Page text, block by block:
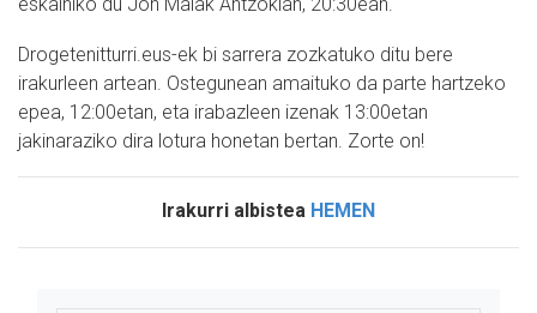
Drogetenitturri.eus-ek bi sarrera zozkatuko ditu bere
irakurleen artean. Ostegunean amaituko da parte hartzeko
epea, 12:00etan, eta irabazleen izenak 13:00etan
jakinaraziko dira lotura honetan bertan. Zorte on!
Irakurri albistea HEMEN